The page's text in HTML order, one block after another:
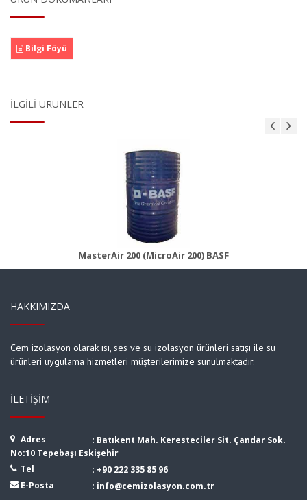
Bilgi Föyü
İLGILI ÜRÜNLER
MasterAir 200 (MicroAir 200) BASF
MasterAir 200B (MicroAir 200B)
Ürün Detayı
HAKKIMIZDA
Cem izolasyon olarak ısı, ses ve su izolasyon ürünleri satışı ile su
ürünleri uygulama hizmetleri müşterilerimize sunulmaktadır.
İLETIŞIM
Adres : Batıkent Mah. Keresteciler Sit. Çandar Sok.
No:10 Tepebaşı Eskişehir
Tel
: +90 222 335 85 96
E-Posta
: info@cemizolasyon.com.tr